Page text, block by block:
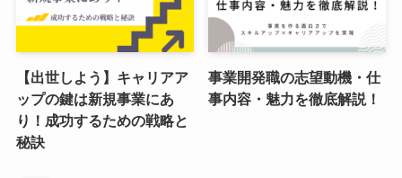
【出世しよう】キャリアア
ップの鍵は新規事業にあ
り！成功するための戦略と
秘訣
事業開発職の志望動機・仕
事内容・魅力を徹底解説！